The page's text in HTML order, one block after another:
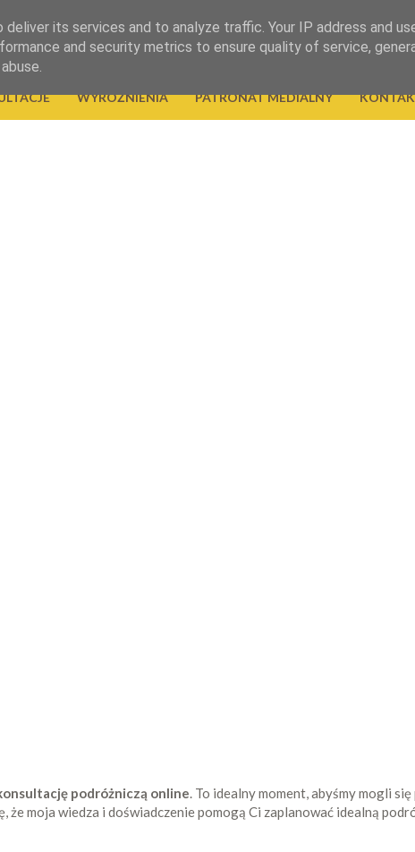
WYRÓŻNIENIA PATRONAT MEDIALNY
podróżniczą online. To idealny moment, abyśmy mogli
że moja wiedza i doświadczenie pomogą Ci zaplanować idealną
its services and to analyze traffic. Your IP address and
and security metrics to ensure quality of service,